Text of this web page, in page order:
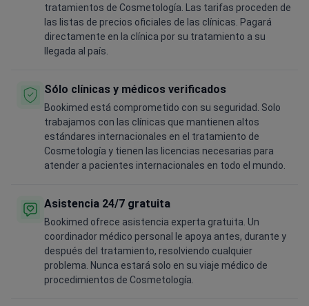
tratamientos de Cosmetología. Las tarifas proceden de
las listas de precios oficiales de las clínicas. Pagará
directamente en la clínica por su tratamiento a su
llegada al país.
Sólo clínicas y médicos verificados
Bookimed está comprometido con su seguridad. Solo
trabajamos con las clínicas que mantienen altos
estándares internacionales en el tratamiento de
Cosmetología y tienen las licencias necesarias para
atender a pacientes internacionales en todo el mundo.
Asistencia 24/7 gratuita
Bookimed ofrece asistencia experta gratuita. Un
coordinador médico personal le apoya antes, durante y
después del tratamiento, resolviendo cualquier
problema. Nunca estará solo en su viaje médico de
procedimientos de Cosmetología.